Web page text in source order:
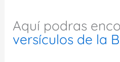
Aquí podras
versículos de la